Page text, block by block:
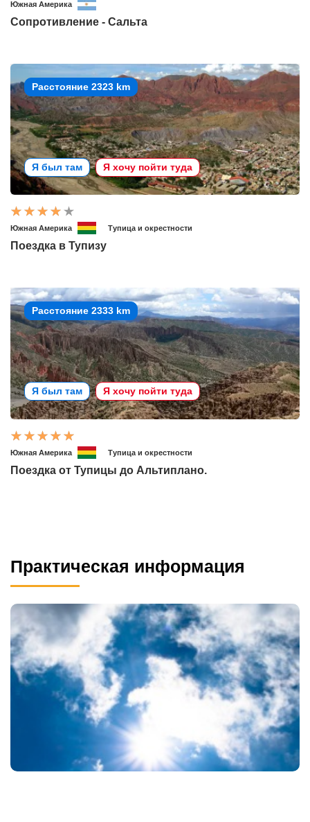
Южная Америка
Сопротивление - Сальта
Расстояние 2323 km
Я был там Я хочу пойти туда
Южная Америка Тупица и окрестности
Поездка в Тупизу
Расстояние 2333 km
Я был там Я хочу пойти туда
Южная Америка Тупица и окрестности
Поездка от Тупицы до Альтиплано.
Практическая информация